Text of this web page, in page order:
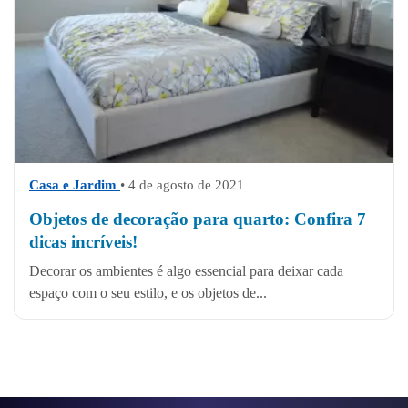
Casa e Jardim • 4 de agosto de 2021
Objetos de decoração para quarto: Confira 7
dicas incríveis!
Decorar os ambientes é algo essencial para deixar cada
espaço com o seu estilo, e os objetos de...